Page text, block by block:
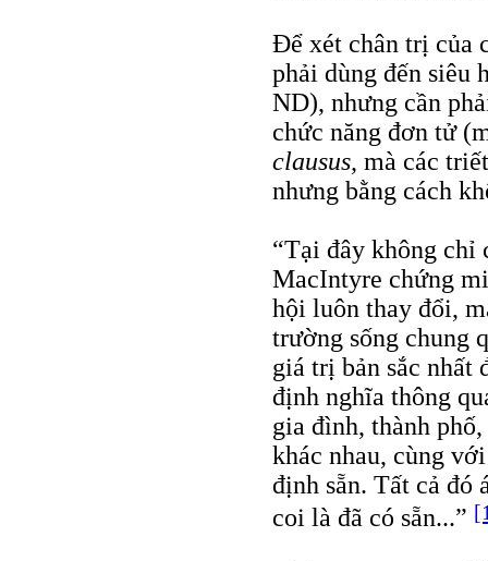
Để xét chân trị của
phải dùng đến siêu
ND), nhưng cần
chức năng đơn tử
clausus, mà các
nhưng bằng cách
“Tại đây không chỉ
MacIntyre chứng
hội luôn thay đổi,
trường sống chung
giá trị bản sắc nhất
định nghĩa thông
gia đình, thành
khác nhau, cùng
định sẵn. Tất cả đó
coi là đã có sẵn...”